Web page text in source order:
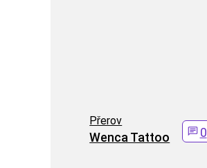
Přerov
Wenca Tattoo 0